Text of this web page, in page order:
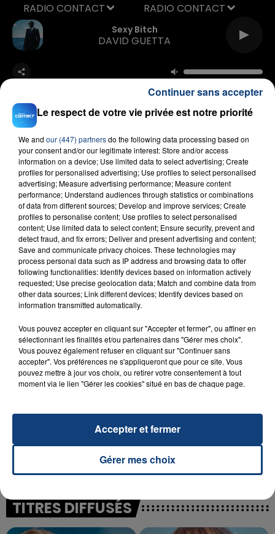
Sexy Bitch
DAVID GUETTA
RADIO CONTACT
FIL D'ACTU
23 juillet 2026
INCENDIE MORTEL À LENS : UNE FEMME ET
SON BÉBÉ ENTRE LA VIE ET LA...
Un homme s'est immolé par le feu après avoir
aspergé sa compagne et leur bébé de trois mois
d'un liquide inflammable.
UNE ADOLESCENTE DEVANT SE FAIRE
OPÉRER DE LA CHEVILLE RESSORT DE LA...
excuses.
TITRES DIFFUSÉS
Le respect de votre vie privée est notre priorité
We and our (447) partnersdo the following data processing based on
your consent and/or our legitimate interest: Store and/or access
information on a device; Use limited data to select advertising; Create
profiles for personalised advertising; Use profiles to select personalised
advertising; Measure advertising performance; Measure content
performance; Understand audiences through statistics or combinations
of data from different sources; Develop and improve services; Create
profiles to personalise content; Use profiles to select personalised
content; Use limited data to select content; Ensure security, prevent and
detect fraud, and fix errors; Deliver and present advertising and content;
Save and communicate privacy choices. These technologies may
process personal data such as IP address and browsing data to offer
following functionalities: Identify devices based on information actively
requested; Use precise geolocation data; Match and combine data from
other data sources; Link different devices; Identify devices based on
information transmitted automatically.
Vous pouvez accepter en cliquant sur "Accepter et fermer", ou affiner en
sélectionnant les finalités et/ou partenaires dans "Gérer mes choix".
Vous pouvez également refuser en cliquant sur "Continuer sans
accepter". Vos préférences ne s'appliqueront que pour ce site. Vous
pouvez mettre à jour vos choix, ou retirer votre consentement à tout
moment via le lien "Gérer les cookies" situé en bas de chaque page.
Gérer mes choix
Accepter et fermer
Continuer sans accepter